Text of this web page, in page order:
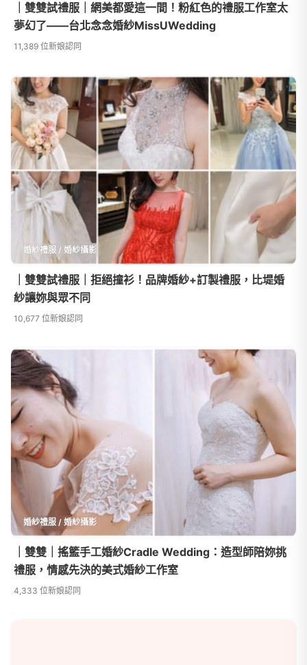
｜雙雙試禮服｜網美都愛這一間！粉紅色的禮服工作室太
夢幻了——台北念念婚紗MissUWedding
11,389 位新娘認同
婚紗禮服 / 婚紗攝影
｜雙雙試禮服｜拒絕撞衫！品牌婚紗+訂製禮服，比堤婚
紗讓妳與眾不同
10,677 位新娘認同
婚紗禮服 / 婚紗攝影
｜雙雙｜搖籃手工婚紗Cradle Wedding：造型師陪妳挑
禮服，情感先決的美式婚紗工作室
4,333 位新娘認同